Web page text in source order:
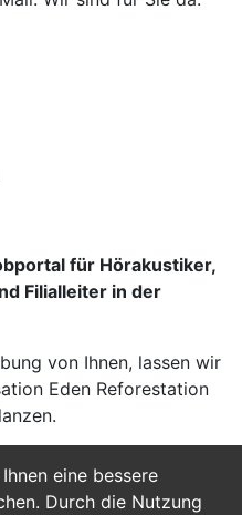
eine bessere
Durch die Nutzung
für Hörakustiker,
Filialleiter in der
von Ihnen, lassen wir
Eden Reforestation